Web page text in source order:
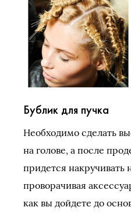
Бублик для пучка
Необходимо сделать
на голове, а после
придется накручивать
проворачивая
как вы дойдете до